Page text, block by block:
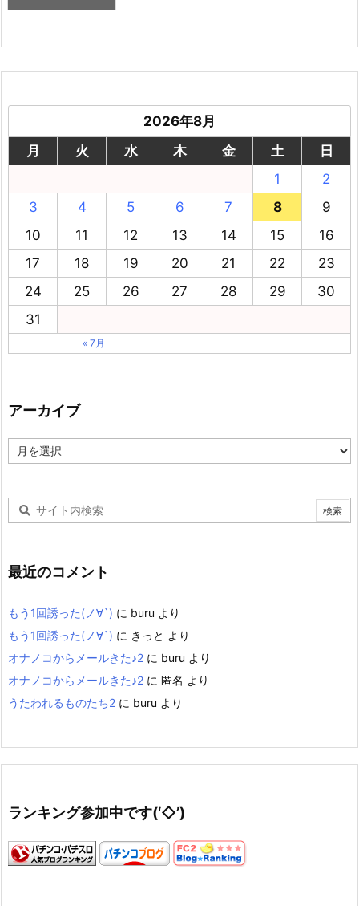
2026年8月
月
火 水 木 金 土
日
1
2
3
4 5 6 7 8
9
10
11 12 13 14 15
16
17
18 19 20 21 22
23
24
25 26 27 28 29
30
31
« 7月
アーカイブ
ー
最近のコメント
もう1回誘った(ノ∀`) に buru より
もう1回誘った(ノ∀`) に きっと より
オナノコからメールきた♪2 に buru より
オナノコからメールきた♪2 に 匿名 より
うたわれるものたち2 に buru より
ランキング参加中です(‘◇’)ゞ